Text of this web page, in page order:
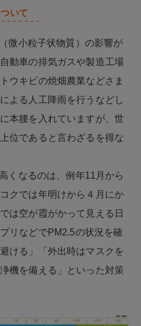
いて
微小粒子状物質）の影響が
動車の排気ガスや製造工場
ウキビの焼畑農業などさま
よる人工降雨を行うなどし
本腰を入れていますが、世
位であると言わざるを得な
くなるのは、例年11月から
クでは年明けから４月にか
は空が霞がかって見える日
リなどでPM2.5の状況を確
ける」「外出時はマスクを
機を備える」といった対策